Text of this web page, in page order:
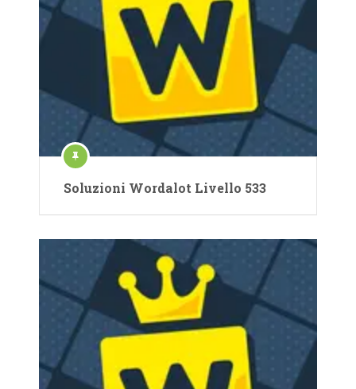
Soluzioni Wordalot Livello 533